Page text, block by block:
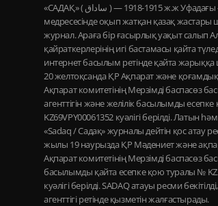
«САДАҚ» ( ساداق ) — 1915-1918 ж.ж Уфадағы «Ғалия»
медресесінде оқып жатқан қазақ
журнал. Араға бір ғасырлық уақыт салып
қайраткерлерінің игі бастамасы қайта
интернет басылым ретінде қайта
20 желтоқсанда ҚР Ақпарат және қоғамдық
Ақпарат комитетінің Мерзімді баспасөз
агенттігін және желілік басылымды
KZ69VPY00061352 куәлігі берілді. Латын
«Sadaq / Садақ» журналы дейтін қос атау
жылы 19 наурызда ҚР Мәдениет және
Ақпарат комитетінің Мерзімді баспасөз
басылымды қайта есепке қою туралы №
куәлігі берілді. SADAQ атауы ресми
агенттігі ретінде қызметін жалғастырады.